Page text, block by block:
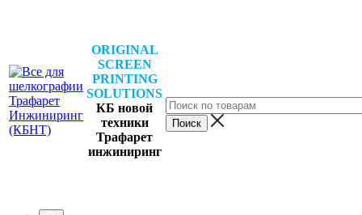
ORIGINAL
SCREEN
PRINTING
SOLUTIONS
КБ новой
техники
Трафарет
инжиниринг